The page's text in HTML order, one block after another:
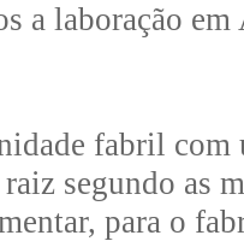
a laboração em
fabril com
segundo as
para o